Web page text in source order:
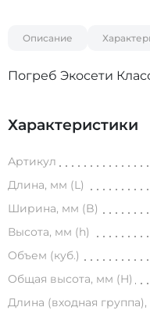
Описание
Погреб Экосети
Характеристики
Артикул
Длина, мм (L)
Ширина, мм (B)
Высота, мм (h)
Объем (куб.)
Общая высота, мм (H)
Длина (входная группа),